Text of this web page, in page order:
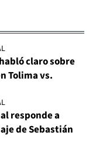
claro sobre
Tolima vs.
responde a
de Sebastián